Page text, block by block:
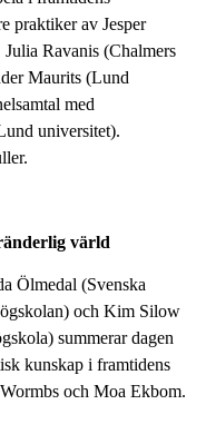
praktiker av Jesper
Ravanis (Chalmers
Maurits (Lund
med
universitet).
värld
Ölmedal (Svenska
och Kim Silow
summerar dagen
kunskap i framtidens
och Moa Ekbom.